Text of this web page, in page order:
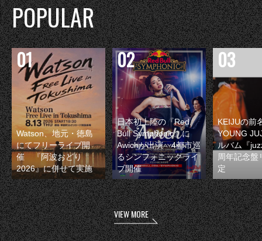
POPULAR
Watson、地元・徳島
にてフリーライブ開
催 『阿波おどり
2026』に併せて実施
日本初上陸の『Red
Bull Symphonic』に
Awichが出演 4都市巡
るシンフォニックライ
ブ開催
KEIJUの前
YOUNG
ルバム『
周年記念盤
定
VIEW MORE